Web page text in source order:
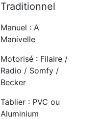
Traditionnel
Manuel : A
Manivelle
Motorisé : Filaire /
Radio / Somfy /
Becker
Tablier : PVC ou
Aluminium